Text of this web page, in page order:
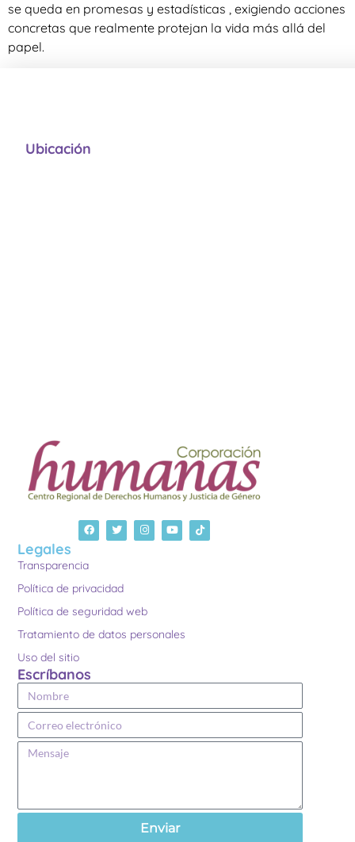
se queda en promesas y estadísticas , exigiendo acciones
concretas que realmente protejan la vida más allá del
papel.
Legales
Transparencia
Política de privacidad
Política de seguridad web
Tratamiento de datos personales
Uso del sitio
Escríbanos
Enviar
Ubicación